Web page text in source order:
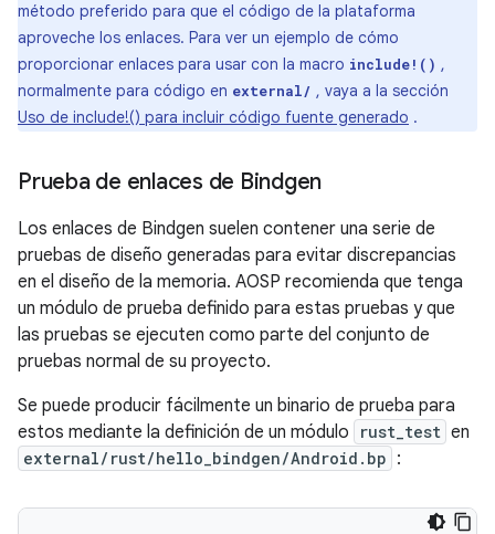
método preferido para que el código de la plataforma
aproveche los enlaces. Para ver un ejemplo de cómo
proporcionar enlaces para usar con la macro include!() ,
normalmente para código en external/ , vaya a la sección
Uso de include!() para incluir código fuente generado .
Prueba de enlaces de Bindgen
Los enlaces de Bindgen suelen contener una serie de
pruebas de diseño generadas para evitar discrepancias
en el diseño de la memoria. AOSP recomienda que tenga
un módulo de prueba definido para estas pruebas y que
las pruebas se ejecuten como parte del conjunto de
pruebas normal de su proyecto.
Se puede producir fácilmente un binario de prueba para
estos mediante la definición de un módulo
rust_test en
external/rust/hello_bindgen/Android.bp :